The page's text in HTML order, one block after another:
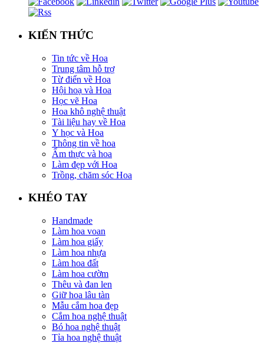
KIẾN THỨC
Tin tức về Hoa
Trung tâm hỗ trợ
Từ điển về Hoa
Hội hoạ và Hoa
Học vẽ Hoa
Hoa khô nghệ thuật
Tài liệu hay về Hoa
Y học và Hoa
Thông tin về hoa
Ẩm thực và hoa
Làm đẹp với Hoa
Trồng, chăm sóc Hoa
KHÉO TAY
Handmade
Làm hoa voan
Làm hoa giấy
Làm hoa nhựa
Làm hoa đất
Làm hoa cườm
Thêu và đan len
Giữ hoa lâu tàn
Mẫu cắm hoa đẹp
Cắm hoa nghệ thuật
Bó hoa nghệ thuật
Tỉa hoa nghệ thuật